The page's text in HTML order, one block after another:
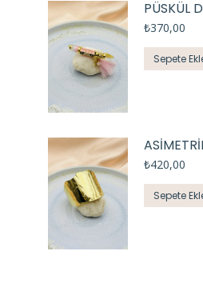
PÜSKÜL
₺370,00
Sepete
₺420,00
Sepete